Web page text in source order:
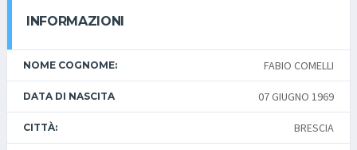
INFORMAZIONI
NOME COGNOME: FABIO COMELLI
DATA DI NASCITA 07 GIUGNO 1969
CITTÀ: BRESCIA